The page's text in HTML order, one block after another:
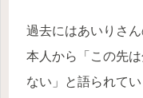
過去にはあいりさ
本人から「この先
ない」と語られてい